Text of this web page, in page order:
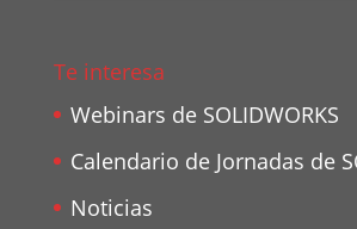
Te interesa
Webinars de SOLIDWORKS
Calendario de Jornadas de
Noticias